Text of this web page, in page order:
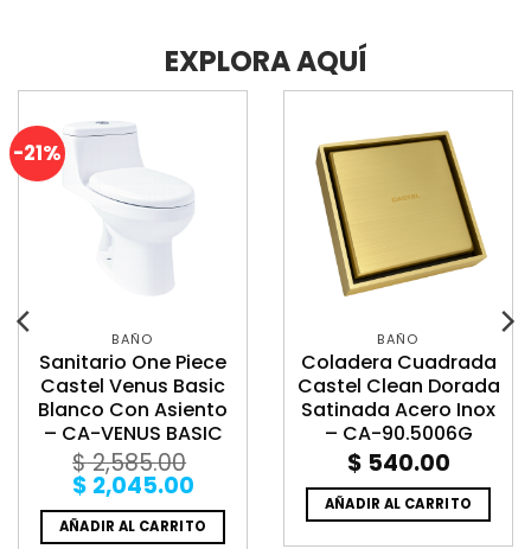
EXPLORA AQUÍ
-21%
BAÑO
Sanitario One Piece
Castel Venus Basic
Blanco Con Asiento
– CA-VENUS BASIC
$2,585.00
Original
price
was:
$ 2,045.00Current
price
is:
AÑADIR AL CARRITO
BAÑO
Coladera Cuadrada
Castel Clean Dorada
Satinada Acero Inox
– CA-90.5006G
$ 540.00
AÑADIR AL CARRITO